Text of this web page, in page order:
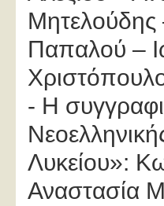
Μητελούδης
Παπαλού –
- Η
Λυκείου»:
Αναστασία